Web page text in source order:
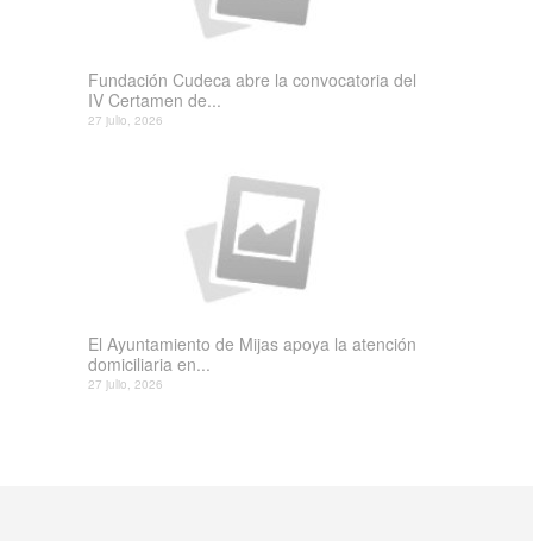
Fundación Cudeca abre la convocatoria del
IV Certamen de...
27 julio, 2026
El Ayuntamiento de Mijas apoya la atención
domiciliaria en...
27 julio, 2026